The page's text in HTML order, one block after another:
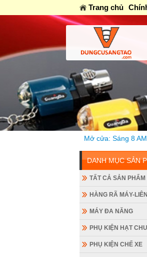
Trang chủ
Mở cửa: Sáng 8 AM-12AM / Chiều
DANH MỤC SẢN
TẤT CẢ SẢN PHẨM
HÀNG RÃ MÁY-
MÁY ĐA NĂNG
PHỤ KIỆN HẠT
PHỤ KIỆN CHẾ XE